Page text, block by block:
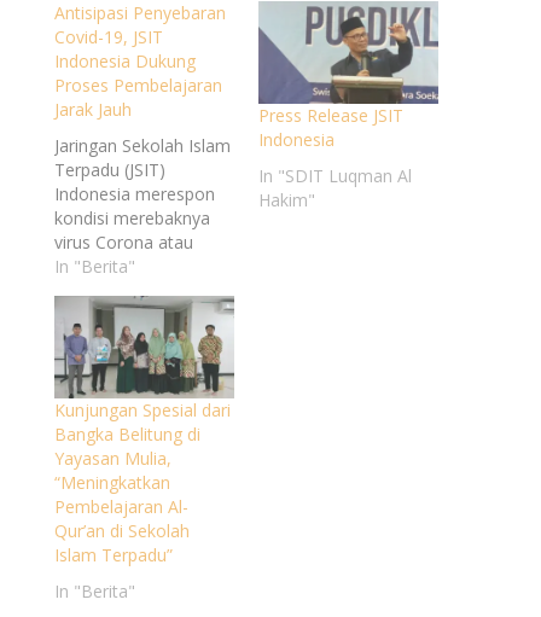
Antisipasi Penyebaran
Covid-19, JSIT
Indonesia Dukung
Proses Pembelajaran
Jarak Jauh
Jaringan Sekolah Islam
Terpadu (JSIT)
Indonesia merespon
kondisi merebaknya
virus Corona atau
Covid-19 di beberapa
wilayah yang ada di
Indonesia. Ketua
Umum JSIT Indonesia
Mohammad Zahri
mengatakan sebagai
komunitas dan
organisasi pendidikan
di Indonesia, JSIT
Indonesia sudah
memberikan arahan
dan himbauan, agar
mengikuti kebijakan
pemerintah dengan
melakukan
In "Berita"
Press Release JSIT
Indonesia
In "SDIT Luqman Al
Hakim"
Kunjungan Spesial dari
Bangka Belitung di
Yayasan Mulia,
“Meningkatkan
Pembelajaran Al-
Qur’an di Sekolah
Islam Terpadu”
In "Berita"